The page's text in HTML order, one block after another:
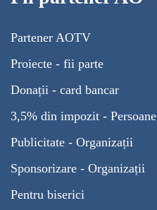
Partener AOTV
Proiecte - fii parte
Donații - card bancar
3,5% din impozit - Persoane
Publicitate - Organizații
Sponsorizare - Organizații
Pentru biserici